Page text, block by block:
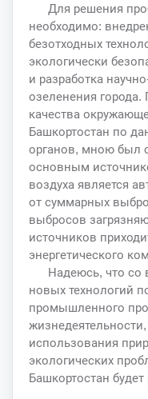
Для решения
необходимо:
безотходных
экологически
и разработка
озеленения
качества
Башкортостан по
органов, мною был
основным
воздуха является
от суммарных
выбросов
источников
энергетического
Надеюсь, что со
новых технологий
промышленного
использования
экологических
Башкортостан